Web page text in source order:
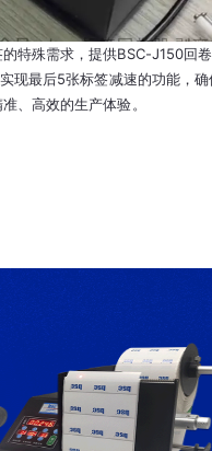
特殊需求，提供BSC-J150回卷
现最后5张标签减速的功能，
、高效的生产体验。